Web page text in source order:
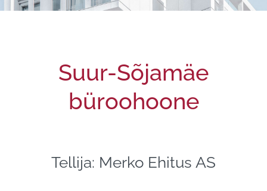
Suur-Sõjamäe
büroohoone
Tellija: Merko Ehitus AS